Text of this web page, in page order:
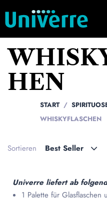
HEN
START
WHISKYFLASCHEN
Sortieren Best Seller
Univerre liefert ab
1 Palette für Glasflaschen